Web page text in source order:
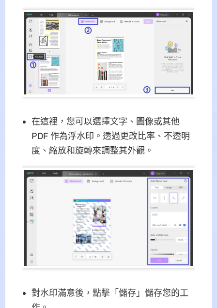
在這裡，您可以選擇文字、圖像或其他
PDF 作為浮水印。透過更改比率、不透明
度、縮放和旋轉來調整其外觀。
對水印滿意後，點擊「儲存」儲存您的工